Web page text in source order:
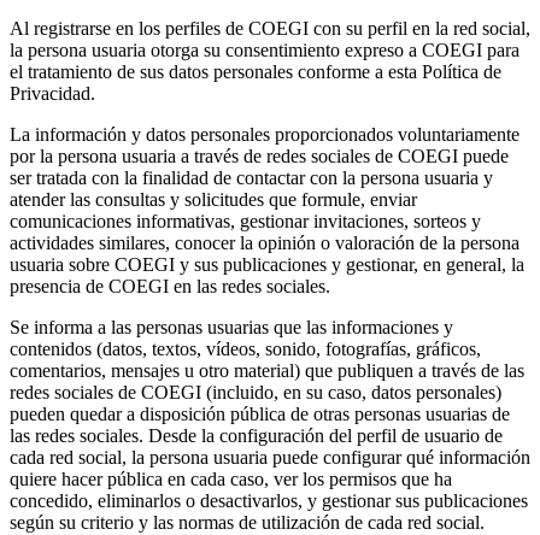
Al registrarse en los perfiles de COEGI con su perfil en la red social,
la persona usuaria otorga su consentimiento expreso a COEGI para
el tratamiento de sus datos personales conforme a esta Política de
Privacidad.
La información y datos personales proporcionados voluntariamente
por la persona usuaria a través de redes sociales de COEGI puede
ser tratada con la finalidad de contactar con la persona usuaria y
atender las consultas y solicitudes que formule, enviar
comunicaciones informativas, gestionar invitaciones, sorteos y
actividades similares, conocer la opinión o valoración de la persona
usuaria sobre COEGI y sus publicaciones y gestionar, en general, la
presencia de COEGI en las redes sociales.
Se informa a las personas usuarias que las informaciones y
contenidos (datos, textos, vídeos, sonido, fotografías, gráficos,
comentarios, mensajes u otro material) que publiquen a través de las
redes sociales de COEGI (incluido, en su caso, datos personales)
pueden quedar a disposición pública de otras personas usuarias de
las redes sociales. Desde la configuración del perfil de usuario de
cada red social, la persona usuaria puede configurar qué información
quiere hacer pública en cada caso, ver los permisos que ha
concedido, eliminarlos o desactivarlos, y gestionar sus publicaciones
según su criterio y las normas de utilización de cada red social.